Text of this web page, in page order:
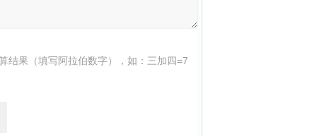
结果（填写阿拉伯数字），如：三加四=7